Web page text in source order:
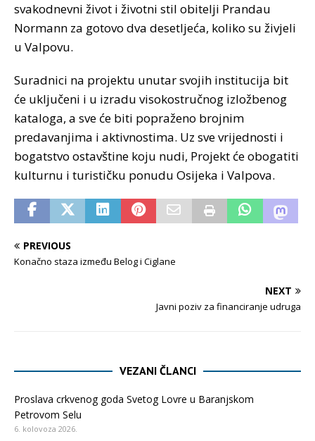
svakodnevni život i životni stil obitelji Prandau
Normann za gotovo dva desetljeća, koliko su živjeli
u Valpovu.
Suradnici na projektu unutar svojih institucija bit
će uključeni i u izradu visokostručnog izložbenog
kataloga, a sve će biti popraženo brojnim
predavanjima i aktivnostima. Uz sve vrijednosti i
bogatstvo ostavštine koju nudi, Projekt će obogatiti
kulturnu i turističku ponudu Osijeka i Valpova.
PREVIOUS
Konačno staza između Belog i Ciglane
NEXT
Javni poziv za financiranje udruga
VEZANI ČLANCI
Proslava crkvenog goda Svetog Lovre u Baranjskom
Petrovom Selu
6. kolovoza 2026.